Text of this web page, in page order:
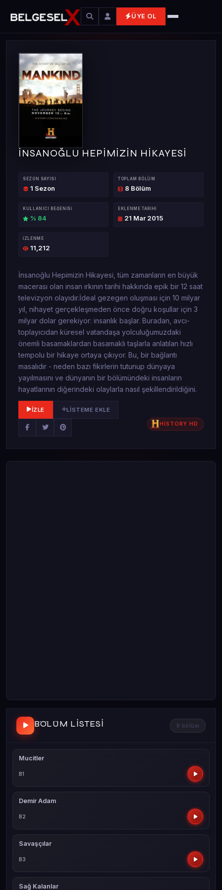
ÜYE OL
İNSANOĞLU HEPİMİZİN HİKAYESİ
SEZON SAYISI
1 Sezon
TOPLAM BÖLÜM
8 Bölüm
KULLANICI BEĞENISI
% 84
EKLENME TARIHI
21 Mar 2015
İZLENME
11,212
İnsanoğlu Hepimizin Hikayesi, tüm zamanların en büyük
macerası olan insan ırkının tarihi hakkında epik bir 12 saat
televizyon olayıdır.İdeal gezegen oluşması için 10 milyar
yıl, nihayet gerçekleşmeden önce doğru koşullar için 3
milyar dolar gerekiyor: insanlık başlar. Buradan, avcı-
toplayıcıdan küresel vatandaşa yolculuğumuzdaki
önemli basamaklardan basamaklı taşlarla anlatılan hızlı
tempolu bir hikaye ortaya çıkıyor. Bu, bir bağlantı
masalıdır - neden bazı fikirlerin tutunup dünyaya
yayılmasını ve dünyanın bir bölümündeki insanların
hayatlarının diğerindeki olaylarla nasıl şekillendirildiğini.
İZLE LISTEME EKLE
HİSTORY HD
BÖLÜM LISTESI 8 bölüm
Mucitler
B1
Demir Adam
B2
Savaşçılar
B3
Sağ Kalanlar